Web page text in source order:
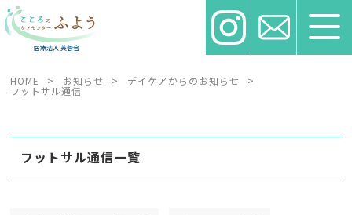
HOME > お知らせ > デイケアからのお知らせ >
フットサル通信
フットサル通信一覧